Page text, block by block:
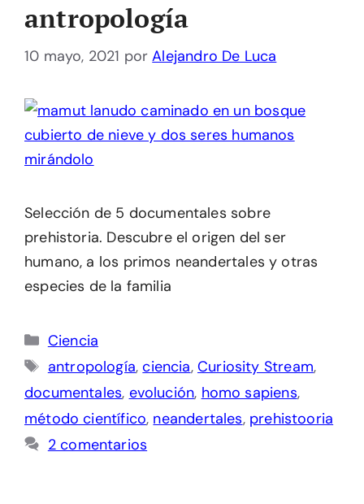
antropología
10 mayo, 2021 porAlejandro De Luca
Selección de 5 documentales sobre
prehistoria. Descubre el origen del ser
humano, a los primos neandertales y otras
especies de la familia
Categorías
Ciencia
Etiquetas
antropología,ciencia, Curiosity Stream,
documentales, evolución, homo sapiens,
método científico, neandertales, prehistooria
2 comentarios